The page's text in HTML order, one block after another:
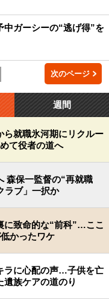
ガーシーの“逃げ得”を
次のページ
週間
ら就職氷河期にリクルー
て役者の道へ
森保一監督の“再就職
ラブ」一択か
に致命的な“前科”…ここ
かったワケ
ラに心配の声…子供を亡
遺族ケアの道のり